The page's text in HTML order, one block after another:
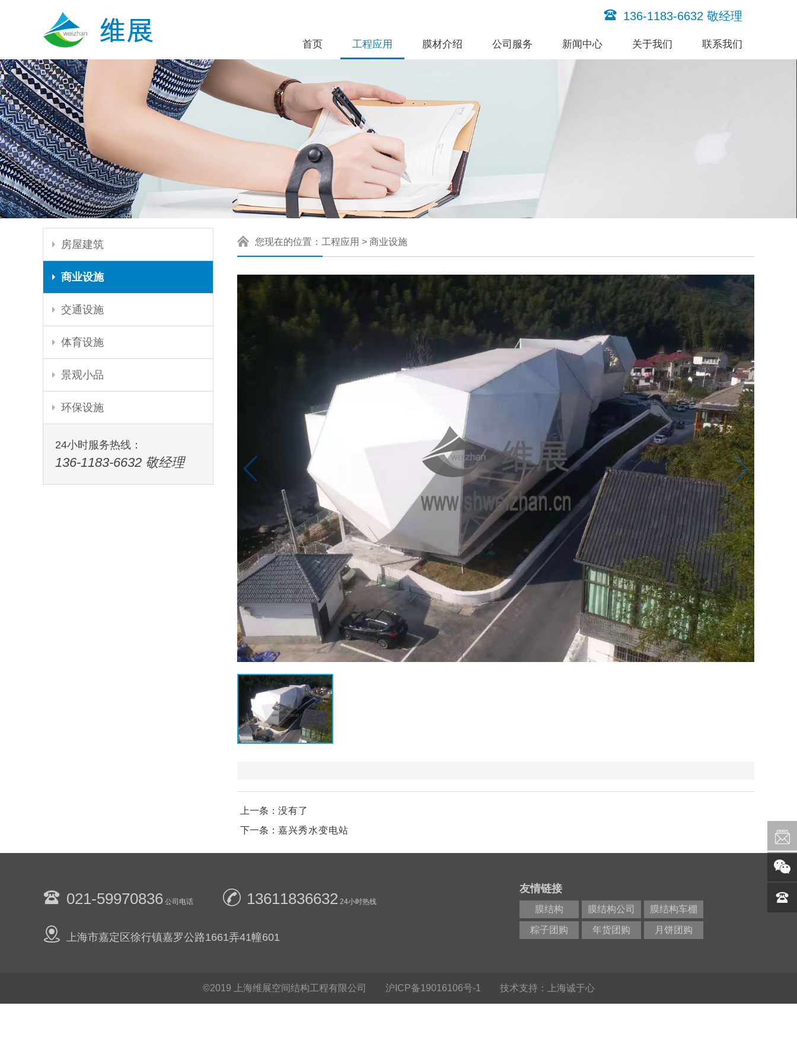
136-1183-6632 敬经理
首页 工程应用 膜材介绍 公司服务 新闻中心 关于我们 联系我们
房屋建筑
商业设施
交通设施
体育设施
景观小品
环保设施
24小时服务热线：
136-1183-6632 敬经理
您现在的位置： 工程应用 > 商业设施
上一条： 没有了
下一条： 嘉兴秀水变电站
021-59970836 公司电话 13611836632 24小时热线
上海市嘉定区徐行镇嘉罗公路1661弄41幢601
友情链接
膜结构 膜结构公司 膜结构车棚
粽子团购 年货团购 月饼团购
©2019 上海维展空间结构工程有限公司 沪ICP备19016106号-1 技术支持：上海诚于心